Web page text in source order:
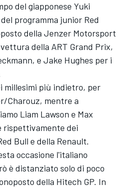
del giapponese Yuki
programma junior Red
della Jenzer Motorsport
della ART Grand Prix,
e Jake Hughes per i
millesimi più indietro, per
Charouz, mentre a
Liam Lawson e Max
rispettivamente dei
Bull e della Renault.
occasione l'italiano
è distanziato solo di poco
della Hitech GP. In